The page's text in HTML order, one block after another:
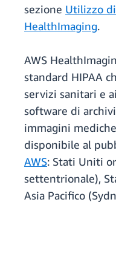
sezione Utilizzo
HealthImaging.
AWS
standard HIPAA
servizi sanitari e
software di
immagini
disponibile al
AWS: Stati Uniti
settentrionale),
Asia Pacifico